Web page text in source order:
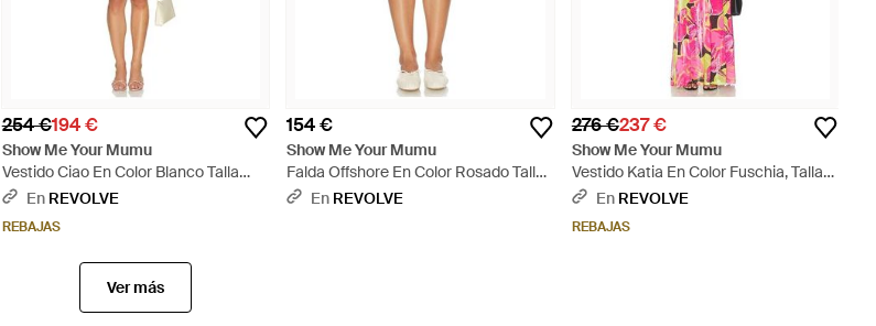
254 €194 €
Show Me Your Mumu
Vestido Ciao En Color Blanco Talla
(También En S, Xs, M, Xl) - Blanco
En REVOLVE
REBAJAS
154 €
Show Me Your Mumu
Falda Offshore En Color Rosado Talla
(También En S, Xs, M, Xl) - Blanco
En REVOLVE
276 €237 €
Show Me Your Mumu
Vestido Katia En Color Fuschia, Talla
(También En S, Xs, M, Xl) - Blanco
En REVOLVE
REBAJAS
Ver más